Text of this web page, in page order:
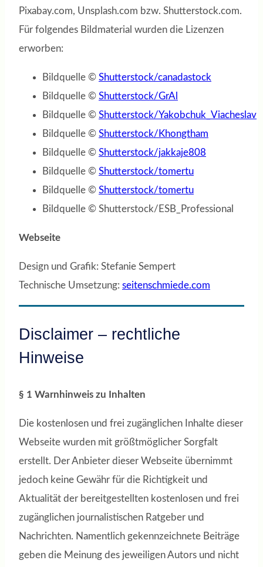
Pixabay.com, Unsplash.com bzw. Shutterstock.com.
Für folgendes Bildmaterial wurden die Lizenzen
erworben:
Bildquelle © Shutterstock/canadastock
Bildquelle © Shutterstock/GrAl
Bildquelle © Shutterstock/Yakobchuk_Viacheslav
Bildquelle © Shutterstock/Khongtham
Bildquelle © Shutterstock/jakkaje808
Bildquelle © Shutterstock/tomertu
Bildquelle © Shutterstock/tomertu
Bildquelle © Shutterstock/ESB_Professional
Webseite
Design und Grafik: Stefanie Sempert
Technische Umsetzung: seitenschmiede.com
Disclaimer – rechtliche
Hinweise
§ 1 Warnhinweis zu Inhalten
Die kostenlosen und frei zugänglichen Inhalte dieser
Webseite wurden mit größtmöglicher Sorgfalt
erstellt. Der Anbieter dieser Webseite übernimmt
jedoch keine Gewähr für die Richtigkeit und
Aktualität der bereitgestellten kostenlosen und frei
zugänglichen journalistischen Ratgeber und
Nachrichten. Namentlich gekennzeichnete Beiträge
geben die Meinung des jeweiligen Autors und nicht